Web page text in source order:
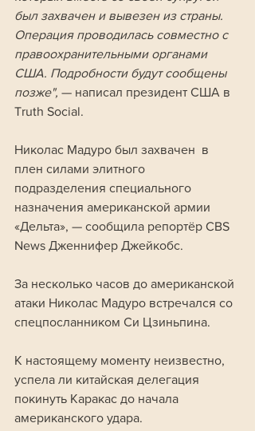
был захвачен и вывезен из страны.
Операция проводилась совместно с
правоохранительными органами
США. Подробности будут сообщены
позже", — написал президент США в
Truth Social.
Николас Мадуро был захвачен  в
плен силами элитного
подразделения специального
назначения американской армии
«Дельта», — сообщила репортёр CBS
News Дженнифер Джейкобс.
За несколько часов до американской
атаки Николас Мадуро встречался со
спецпосланником Си Цзиньпина.
К настоящему моменту неизвестно,
успела ли китайская делегация
покинуть Каракас до начала
американского удара.